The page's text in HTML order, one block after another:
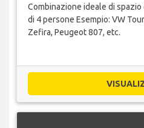
Combinazione ideale di
di 4 persone Esempio: VW
Zefira, Peugeot 807, etc.